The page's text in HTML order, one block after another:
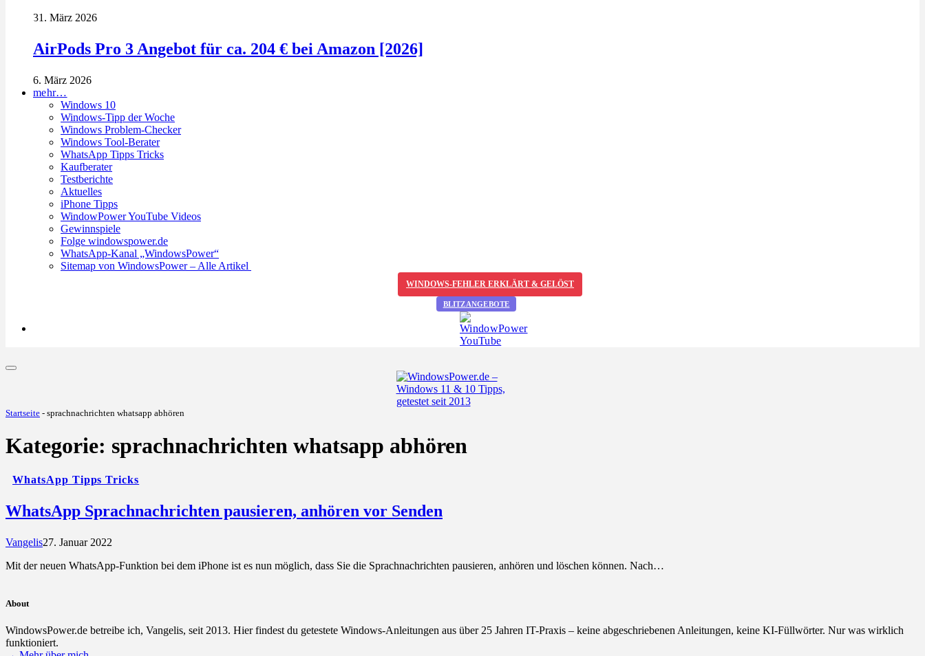
31. März 2026
AirPods Pro 3 Angebot für ca. 204 € bei Amazon [2026]
6. März 2026
mehr…
Windows 10
Windows-Tipp der Woche
Windows Problem-Checker
Windows Tool-Berater
WhatsApp Tipps Tricks
Kaufberater
Testberichte
Aktuelles
iPhone Tipps
WindowPower YouTube Videos
Gewinnspiele
Folge windowspower.de
WhatsApp-Kanal „WindowsPower“
Sitemap von WindowsPower – Alle Artikel
WINDOWS-FEHLER ERKLÄRT & GELÖST
BLITZANGEBOTE
Startseite - sprachnachrichten whatsapp abhören
Kategorie: sprachnachrichten whatsapp abhören
WhatsApp Tipps Tricks
WhatsApp Sprachnachrichten pausieren, anhören vor Senden
Vangelis27. Januar 2022
Mit der neuen WhatsApp-Funktion bei dem iPhone ist es nun möglich, dass Sie die Sprachnachrichten pausieren, anhören und löschen können. Nach…
About
WindowsPower.de betreibe ich, Vangelis, seit 2013. Hier findest du getestete Windows-Anleitungen aus über 25 Jahren IT-Praxis – keine abgeschriebenen Anleitungen, keine KI-Füllwörter. Nur was wirklich
funktioniert.